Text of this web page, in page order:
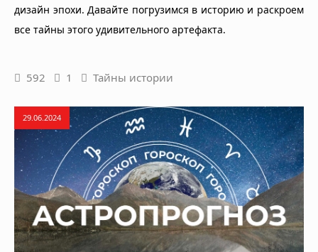
дизайн эпохи. Давайте погрузимся в историю и раскроем
все тайны этого удивительного артефакта.
592 1 Тайны истории
29.06.2024